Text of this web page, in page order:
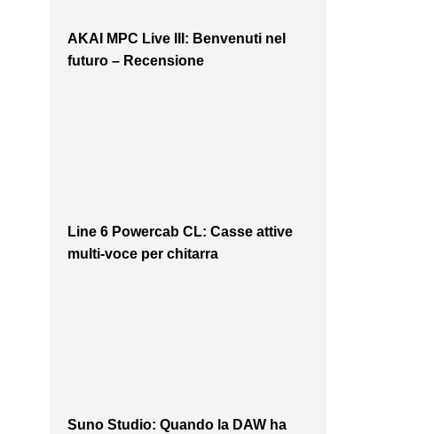
AKAI MPC Live III: Benvenuti nel
futuro – Recensione
Line 6 Powercab CL: Casse attive
multi-voce per chitarra
Suno Studio: Quando la DAW ha